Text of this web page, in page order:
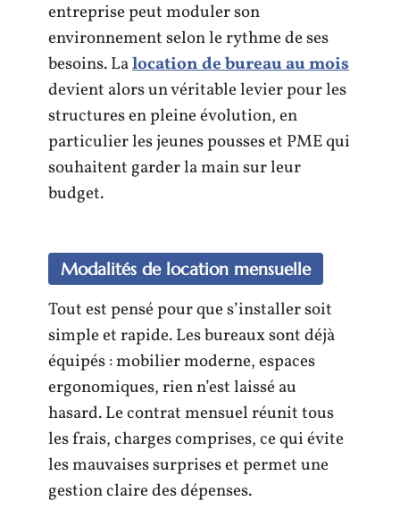
entreprise peut moduler son
environnement selon le rythme de ses
besoins. Lalocation de bureau au mois
devient alors un véritable levier pour les
structures en pleine évolution, en
particulier les jeunes pousses et PME qui
souhaitent garder la main sur leur
budget.
Modalités de location mensuelle
Tout est pensé pour que s’installer soit
simple et rapide. Les bureaux sont déjà
équipés : mobilier moderne, espaces
ergonomiques, rien n’est laissé au
hasard. Le contrat mensuel réunit tous
les frais, charges comprises, ce qui évite
les mauvaises surprises et permet une
gestion claire des dépenses.